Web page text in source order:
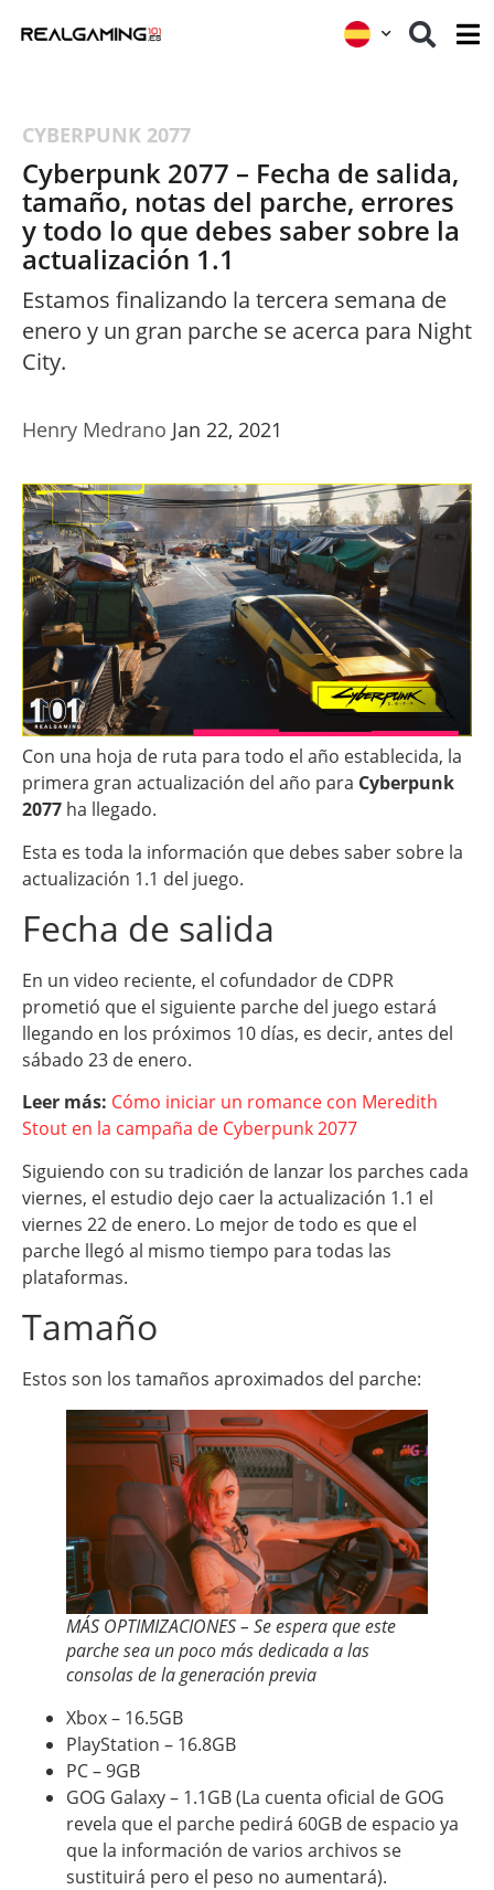
CYBERPUNK 2077
Cyberpunk 2077 – Fecha de salida,
tamaño, notas del parche, errores
y todo lo que debes saber sobre la
actualización 1.1
Estamos finalizando la tercera semana de
enero y un gran parche se acerca para Night
City.
Henry Medrano Jan 22, 2021
Con una hoja de ruta para todo el año establecida, la
primera gran actualización del año para Cyberpunk
2077 ha llegado.
Esta es toda la información que debes saber sobre la
actualización 1.1 del juego.
Fecha de salida
En un video reciente, el cofundador de CDPR
prometió que el siguiente parche del juego estará
llegando en los próximos 10 días, es decir, antes del
sábado 23 de enero.
Leer más: Cómo iniciar un romance con Meredith
Stout en la campaña de Cyberpunk 2077
Siguiendo con su tradición de lanzar los parches cada
viernes, el estudio dejo caer la actualización 1.1 el
viernes 22 de enero. Lo mejor de todo es que el
parche llegó al mismo tiempo para todas las
plataformas.
Tamaño
Estos son los tamaños aproximados del parche:
MÁS OPTIMIZACIONES – Se espera que este
parche sea un poco más dedicada a las
consolas de la generación previa
Xbox – 16.5GB
PlayStation – 16.8GB
PC – 9GB
GOG Galaxy – 1.1GB (La cuenta oficial de GOG
revela que el parche pedirá 60GB de espacio ya
que la información de varios archivos se
sustituirá pero el peso no aumentará).